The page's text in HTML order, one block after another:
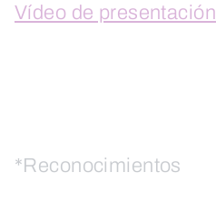
Vídeo de presentación
*Reconocimientos